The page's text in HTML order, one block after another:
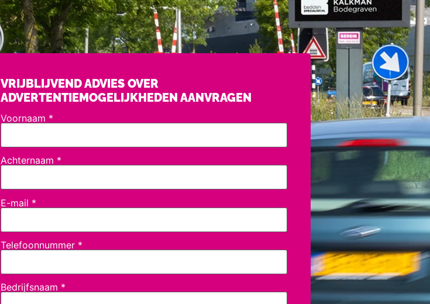
VRIJBLIJVEND ADVIES OVER
ADVERTENTIEMOGELIJKHEDEN AANVRAGEN
Voornaam *
Achternaam *
E-mail *
Telefoonnummer *
Bedrijfsnaam *